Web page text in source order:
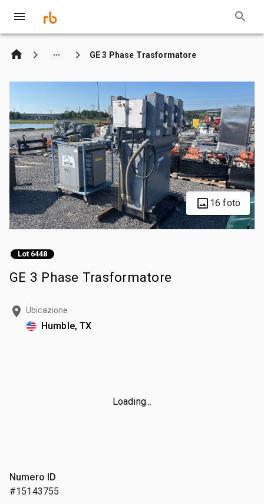
GE 3 Phase Trasformatore
16 foto
Lot 6448
GE 3 Phase Trasformatore
Ubicazione
Humble, TX
Loading...
Numero ID
#15143755